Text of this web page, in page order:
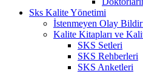
Sks Kalite Yönetimi
İstenmeyen Olay
Kalite Kitapları ve
SKS Setleri
SKS Rehberleri
SKS Anketleri